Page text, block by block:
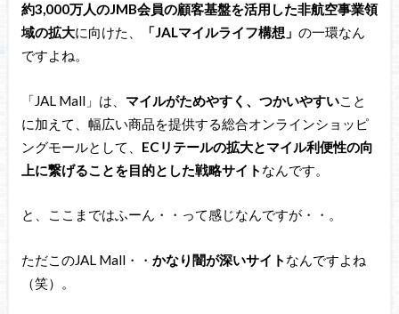
約3,000万人のJMB会員の顧客基盤を活用した非航空事業領
域の拡大に向けた、 「JALマイルライフ構想」 の一環なん
ですよね。
「JAL Mall」は、 マイルがためやすく、つかいやすいこと
に加えて、幅広い商品を提供する総合オンラインショッピ
ングモールとして、 ECリテールの拡大とマイル利便性の向
上に繋げることを目的とした戦略サイト なんです。
と、ここまではふーん・・って感じなんですが・・。
ただこのJAL Mall・・ かなり闇が深いサイト なんですよね
（笑）。